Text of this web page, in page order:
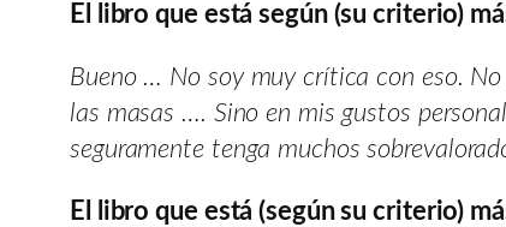
El libro que está según (su criterio)
Bueno … No soy muy crítica con eso.
las masas …. Sino en mis gustos
seguramente tenga muchos
El libro que está (según su criterio)